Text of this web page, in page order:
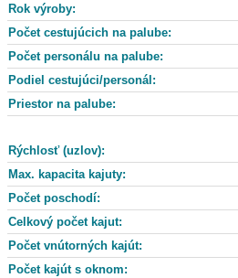
Rok výroby:
Počet cestujúcich na palube:
Počet personálu na palube:
Podiel cestujúci/personál:
Priestor na palube:
Rýchlosť (uzlov):
Max. kapacita kajuty:
Počet poschodí:
Celkový počet kajut:
Počet vnútorných kajút:
Počet kajút s oknom: